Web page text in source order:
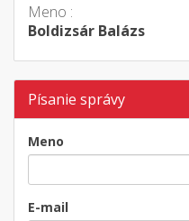
Meno :
Boldizsár Balázs
Písanie správy
Meno
E-mail